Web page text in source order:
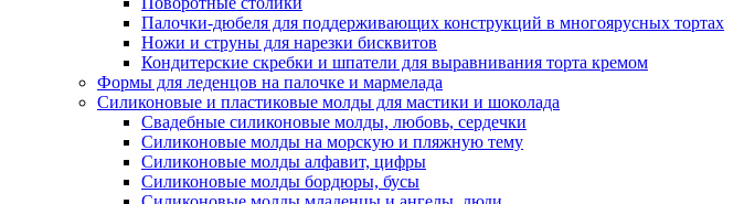
Палочки-дюбеля для поддерживающих конструкций в многоярусных тортах
Ножи и струны для нарезки бисквитов
Кондитерские скребки и шпатели для выравнивания торта кремом
Формы для леденцов на палочке и мармелада
Силиконовые и пластиковые молды для мастики и шоколада
Свадебные силиконовые молды, любовь, сердечки
Силиконовые молды на морскую и пляжную тему
Силиконовые молды алфавит, цифры
Силиконовые молды бордюры, бусы